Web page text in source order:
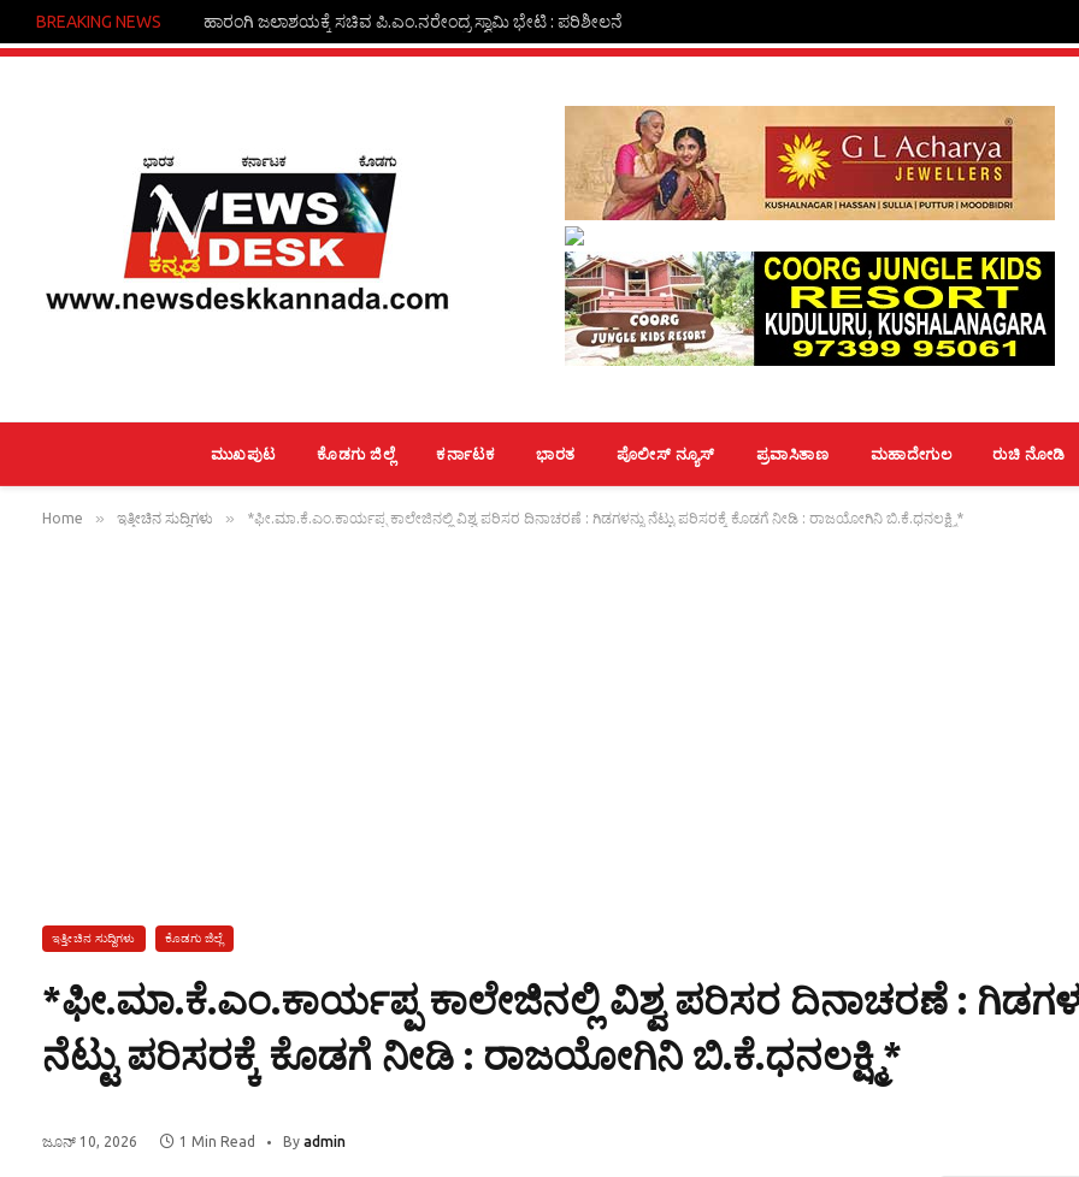
BREAKING NEWS ಹಾರಂಗಿ ಜಲಾಶಯಕ್ಕೆ ಸಚಿವ ಪಿ.ಎಂ.ನರೇಂದ್ರ ಸ್ವಾಮಿ ಭೇಟಿ : ಪರಿಶೀಲನೆ
ಮುಖಪುಟ ಕೊಡಗು ಜಿಲ್ಲೆ ಕರ್ನಾಟಕ ಭಾರತ ಪೊಲೀಸ್ ನ್ಯೂಸ್ ಪ್ರವಾಸಿತಾಣ ಮಹಾದೇಗುಲ ರುಚಿ ನೋಡಿ
Home » ಇತ್ತೀಚಿನ ಸುದ್ದಿಗಳು » *ಫೀ.ಮಾ.ಕೆ.ಎಂ.ಕಾರ್ಯಪ್ಪ ಕಾಲೇಜಿನಲ್ಲಿ ವಿಶ್ವ ಪರಿಸರ ದಿನಾಚರಣೆ : ಗಿಡಗಳನ್ನು ನೆಟ್ಟು ಪರಿಸರಕ್ಕೆ ಕೊಡಗೆ ನೀಡಿ : ರಾಜಯೋಗಿನಿ ಬಿ.ಕೆ.ಧನಲಕ್ಷ್ಮಿ*
ಇತ್ತೀಚಿನ ಸುದ್ದಿಗಳು ಕೊಡಗು ಜಿಲ್ಲೆ
*ಫೀ.ಮಾ.ಕೆ.ಎಂ.ಕಾರ್ಯಪ್ಪ ಕಾಲೇಜಿನಲ್ಲಿ ವಿಶ್ವ ಪರಿಸರ ದಿನಾಚರಣೆ :
ನೆಟ್ಟು ಪರಿಸರಕ್ಕೆ ಕೊಡಗೆ ನೀಡಿ : ರಾಜಯೋಗಿನಿ ಬಿ.ಕೆ.ಧನಲಕ್ಷ್ಮಿ*
ಜೂನ್ 10, 2026 1 Min Read By admin